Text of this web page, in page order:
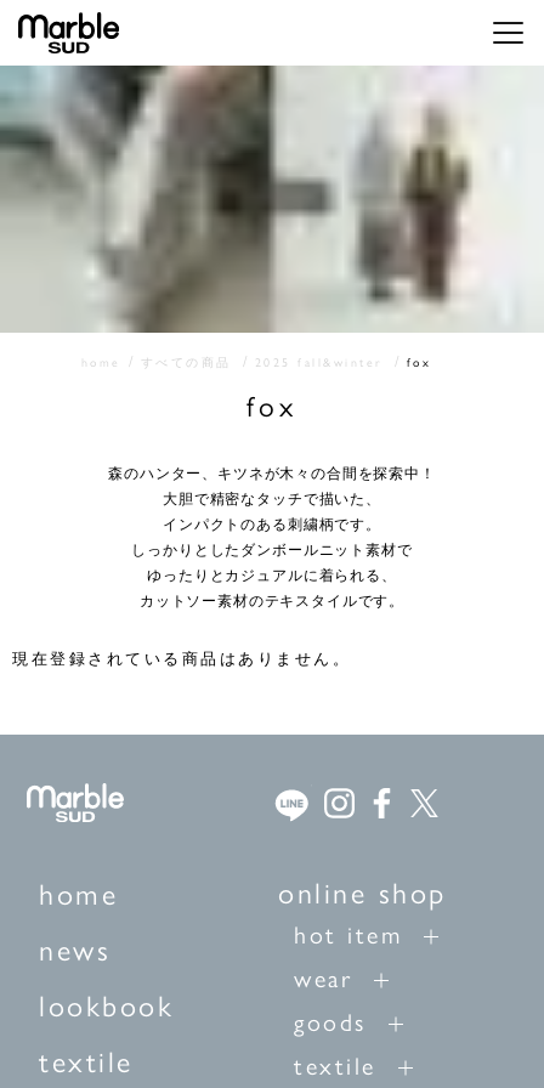
メニ
home すべての商品 2025 fall&winter fox
fox
森のハンター、キツネが木々の合間を探索中！
大胆で精密なタッチで描いた、
インパクトのある刺繍柄です。
しっかりとしたダンボールニット素材で
ゆったりとカジュアルに着られる、
カットソー素材のテキスタイルです。
現在登録されている商品はありません。
home
news
lookbook
textile
online shop
hot item
wear
goods
textile